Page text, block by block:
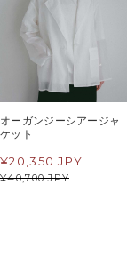
オーガンジーシアージャ
ケット
¥40,700 JPY
¥20,350 JPY